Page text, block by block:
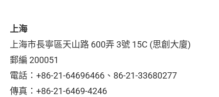
上海
上海市長寧區天山路 600弄 3號 15C (思創大廈)
郵編 200051
電話：+86-21-64696466、 86-21-33680277
傳真：+86-21-6469-4246